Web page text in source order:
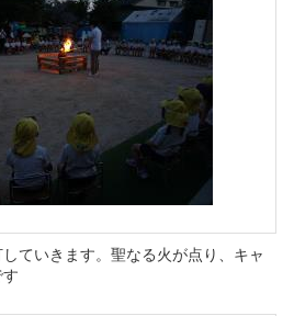
ていきます。聖なる火が点り、キャ